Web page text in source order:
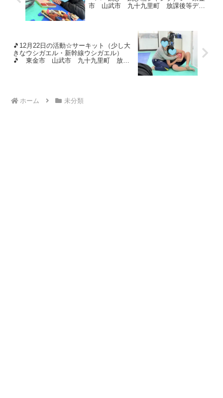
市 山武市 九十九里町 放課後等デイ
🎵12月22日の活動☆サーキット（少し大
きなウシガエル・新幹線ウシガエル）
🎵 東金市 山武市 九十九里町 放課
ホーム 未分類